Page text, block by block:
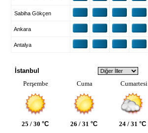
Sabiha Gökçen
Ankara
Antalya
İstanbul
Perşembe
Cuma Cumartesi
25 / 30 °C 26 / 31 °C 24 / 31 °C